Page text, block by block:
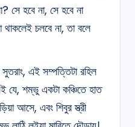
সে হবে না, সে হবে না
থাকলেই চলবে না, তা বলে
সুতরাং, এই সম্পত্তিটা রহিল
যে, শম্ভু একটা কঞ্চিতে হাত
আসে, এবং শিবুর স্ত্রী